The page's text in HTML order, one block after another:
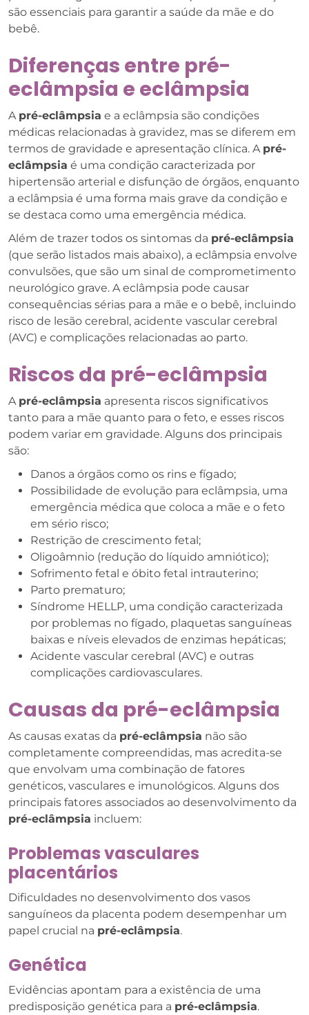
são essenciais para garantir a saúde da mãe e do
bebê.
Diferenças entre pré-
eclâmpsia e eclâmpsia
A pré-eclâmpsia e a eclâmpsia são condições
médicas relacionadas à gravidez, mas se diferem em
termos de gravidade e apresentação clínica. A pré-
eclâmpsia é uma condição caracterizada por
hipertensão arterial e disfunção de órgãos, enquanto
a eclâmpsia é uma forma mais grave da condição e
se destaca como uma emergência médica.
Além de trazer todos os sintomas da pré-eclâmpsia
(que serão listados mais abaixo), a eclâmpsia envolve
convulsões, que são um sinal de comprometimento
neurológico grave. A eclâmpsia pode causar
consequências sérias para a mãe e o bebê, incluindo
risco de lesão cerebral, acidente vascular cerebral
(AVC) e complicações relacionadas ao parto.
Riscos da pré-eclâmpsia
A pré-eclâmpsia apresenta riscos significativos
tanto para a mãe quanto para o feto, e esses riscos
podem variar em gravidade. Alguns dos principais
são:
Danos a órgãos como os rins e fígado;
Possibilidade de evolução para eclâmpsia, uma
emergência médica que coloca a mãe e o feto
em sério risco;
Restrição de crescimento fetal;
Oligoâmnio (redução do líquido amniótico);
Sofrimento fetal e óbito fetal intrauterino;
Parto prematuro;
Síndrome HELLP, uma condição caracterizada
por problemas no fígado, plaquetas sanguíneas
baixas e níveis elevados de enzimas hepáticas;
Acidente vascular cerebral (AVC) e outras
complicações cardiovasculares.
Causas da pré-eclâmpsia
As causas exatas da pré-eclâmpsia não são
completamente compreendidas, mas acredita-se
que envolvam uma combinação de fatores
genéticos, vasculares e imunológicos. Alguns dos
principais fatores associados ao desenvolvimento da
pré-eclâmpsia incluem:
Problemas vasculares
placentários
Dificuldades no desenvolvimento dos vasos
sanguíneos da placenta podem desempenhar um
papel crucial na pré-eclâmpsia.
Genética
Evidências apontam para a existência de uma
predisposição genética para a pré-eclâmpsia.